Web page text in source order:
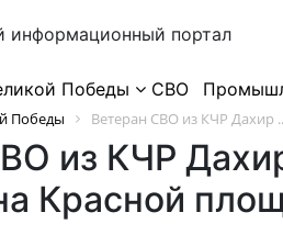
информационный портал
Победы СВО
Победы Ветеран СВО из КЧР Дахир
из КЧР
Красной